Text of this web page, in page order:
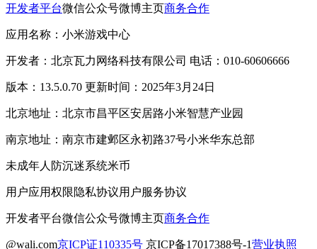
开发者平台微信公众号微博主页商务合作
应用名称：小米游戏中心
开发者：北京瓦力网络科技有限公司 电话：010-60606666
版本：13.5.0.70 更新时间：2025年3月24日
北京地址：北京市昌平区安居路小米智慧产业园
南京地址：南京市建邺区永初路37号小米华东总部
未成年人防沉迷系统米币
用户应用权限隐私协议用户服务协议
开发者平台微信公众号微博主页商务合作
@wali.com京ICP证110335号 京ICP备17017388号-1营业执照